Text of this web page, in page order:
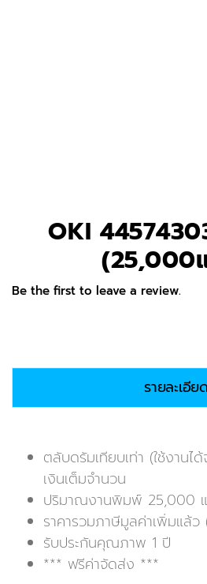
OKI
(25,000
Be the first to leave a review.
รายละเอียด
ตลับดรัมเทียบเท่า (ใช้งาน
เงินเต็มจำนวน
ปริมาณงานพิมพ์ 25,000
ราคารวมภาษีมูลค่าเพิ่มแล้
รับประกันคุณภาพ 1 ปี
*** ฟรีค่าจัดส่ง ***